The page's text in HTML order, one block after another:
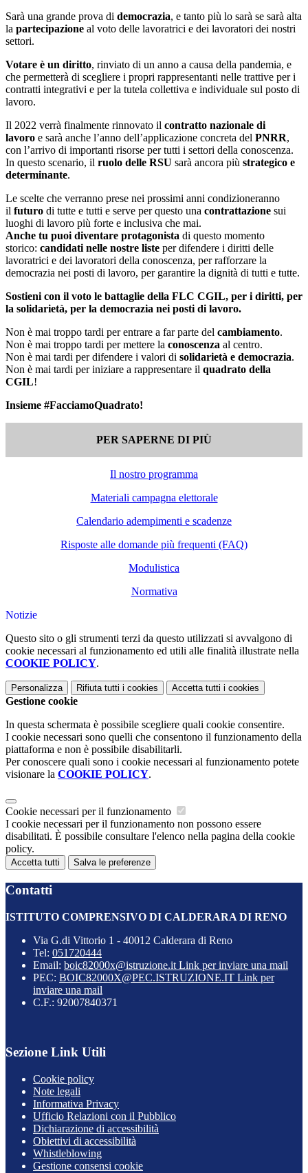
Sarà una grande prova di democrazia, e tanto più lo sarà se sarà alta
la partecipazione al voto delle lavoratrici e dei lavoratori dei nostri
settori.
Votare è un diritto, rinviato di un anno a causa della pandemia, e
che permetterà di scegliere i propri rappresentanti nelle trattive per i
contratti integrativi e per la tutela collettiva e individuale sul posto di
lavoro.
Il 2022 verrà finalmente rinnovato il contratto nazionale di
lavoro e sarà anche l’anno dell’applicazione concreta del PNRR,
con l’arrivo di importanti risorse per tutti i settori della conoscenza.
In questo scenario, il ruolo delle RSU sarà ancora più strategico e
determinante.
Le scelte che verranno prese nei prossimi anni condizioneranno
il futuro di tutte e tutti e serve per questo una contrattazione sui
luoghi di lavoro più forte e inclusiva che mai.
Anche tu puoi diventare protagonista di questo momento
storico: candidati nelle nostre liste per difendere i diritti delle
lavoratrici e dei lavoratori della conoscenza, per rafforzare la
democrazia nei posti di lavoro, per garantire la dignità di tutti e tutte.
Sostieni con il voto le battaglie della FLC CGIL, per i diritti, per
la solidarietà, per la democrazia nei posti di lavoro.
Non è mai troppo tardi per entrare a far parte del cambiamento.
Non è mai troppo tardi per mettere la conoscenza al centro.
Non è mai tardi per difendere i valori di solidarietà e democrazia.
Non è mai tardi per iniziare a rappresentare il quadrato della
CGIL!
Insieme #FacciamoQuadrato!
PER SAPERNE DI PIÙ
Il nostro programma
Materiali campagna elettorale
Calendario adempimenti e scadenze
Risposte alle domande più frequenti (FAQ)
Modulistica
Normativa
Notizie
Questo sito o gli strumenti terzi da questo utilizzati si avvalgono di
cookie necessari al funzionamento ed utili alle finalità illustrate nella
COOKIE POLICY.
Personalizza Rifiuta tutti i cookies Accetta tutti i cookies
Gestione cookie
In questa schermata è possibile scegliere quali cookie consentire.
I cookie necessari sono quelli che consentono il funzionamento della
piattaforma e non è possibile disabilitarli.
Per conoscere quali sono i cookie necessari al funzionamento potete
visionare la COOKIE POLICY.
Cookie necessari per il funzionamento
I cookie necessari per il funzionamento non possono essere
disabilitati. È possibile consultare l'elenco nella pagina della cookie
policy.
Accetta tutti Salva le preferenze
Contatti
ISTITUTO COMPRENSIVO DI CALDERARA DI RENO
Via G.di Vittorio 1 - 40012 Calderara di Reno
Tel: 051720444
Email: boic82000x@istruzione.it Link per inviare una mail
PEC: BOIC82000X@PEC.ISTRUZIONE.IT Link per
inviare una mail
C.F.: 92007840371
Sezione Link Utili
Cookie policy
Note legali
Informativa Privacy
Ufficio Relazioni con il Pubblico
Dichiarazione di accessibilità
Obiettivi di accessibilità
Whistleblowing
Gestione consensi cookie